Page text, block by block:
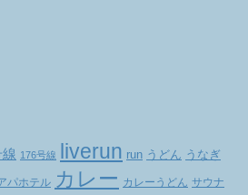
176号線 liverun run うどん うなぎ
パホテル カレー カレーうどん サウナ